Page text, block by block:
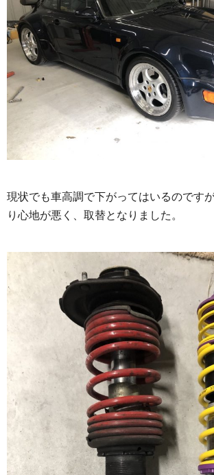
現状でも車高調で下がってはいるのです
り心地が悪く、取替となりました。